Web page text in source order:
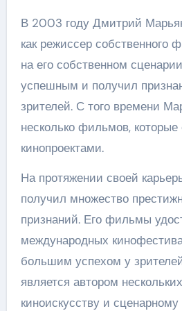
В 2003 году Дмитрий
как режиссер собственного
на его собственном
успешным и получил
зрителей. С того времени
несколько фильмов,
кинопроектами.
На протяжении своей
получил множество
признаний. Его фильмы
международных
большим успехом у
является автором
киноискусству и